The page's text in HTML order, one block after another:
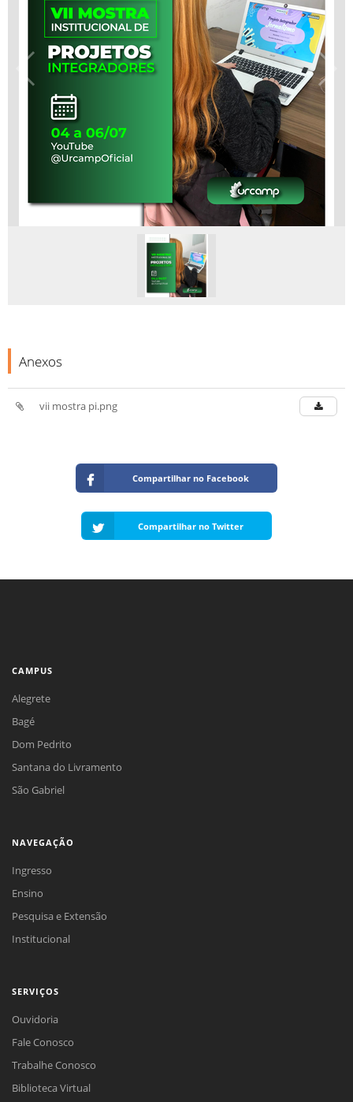
Anexos
vii mostra pi.png
Compartilhar no Facebook
Compartilhar no Twitter
CAMPUS
Alegrete
Bagé
Dom Pedrito
Santana do Livramento
São Gabriel
NAVEGAÇÃO
Ingresso
Ensino
Pesquisa e Extensão
Institucional
SERVIÇOS
Ouvidoria
Fale Conosco
Trabalhe Conosco
Biblioteca Virtual